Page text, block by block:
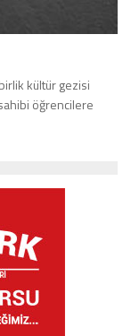
kültür gezisi
öğrencilere